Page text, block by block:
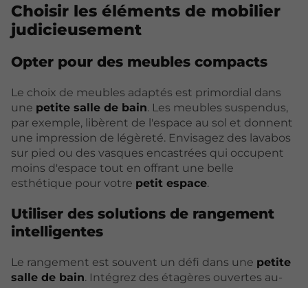
Choisir les éléments de mobilier
judicieusement
Opter pour des meubles compacts
Le choix de meubles adaptés est primordial dans
une petite salle de bain. Les meubles suspendus,
par exemple, libèrent de l'espace au sol et donnent
une impression de légèreté. Envisagez des lavabos
sur pied ou des vasques encastrées qui occupent
moins d'espace tout en offrant une belle
esthétique pour votre petit espace.
Utiliser des solutions de rangement
intelligentes
Le rangement est souvent un défi dans une petite
salle de bain. Intégrez des étagères ouvertes au-